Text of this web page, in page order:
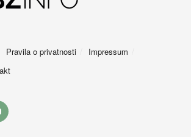
Pravila o privatnosti
Impressum